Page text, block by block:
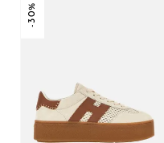
-30%